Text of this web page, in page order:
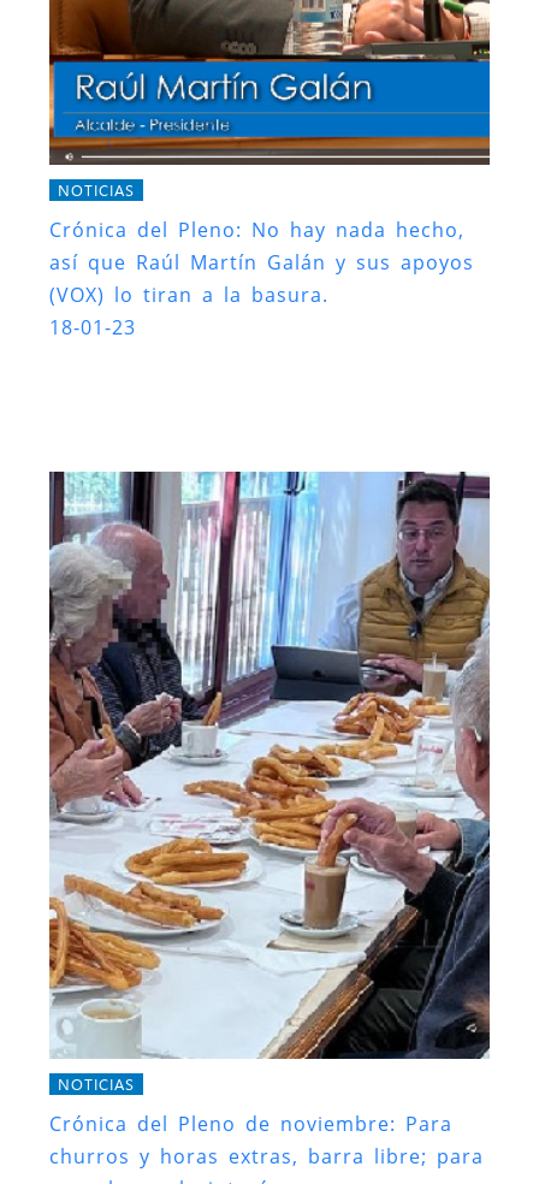
NOTICIAS
Crónica del Pleno: No hay nada hecho,
así que Raúl Martín Galán y sus apoyos
(VOX) lo tiran a la basura.
18-01-23
NOTICIAS
Crónica del Pleno de noviembre: Para
churros y horas extras, barra libre; para